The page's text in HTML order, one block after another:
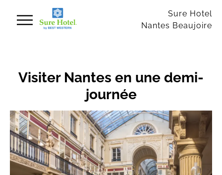
Sure Hotel
Nantes Beaujoire
Visiter Nantes en une demi-
journée